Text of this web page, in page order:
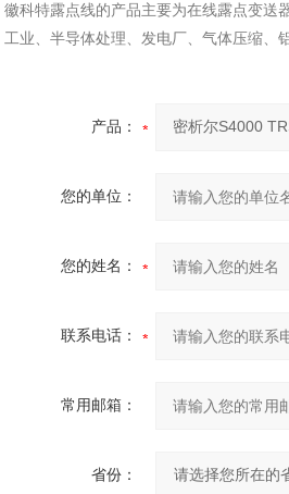
徽科特露点线的产品主要为在线露点变送
工业、半导体处理、发电厂、气体压缩、
产品：
您的单位：
您的姓名：
联系电话：
常用邮箱：
省份：